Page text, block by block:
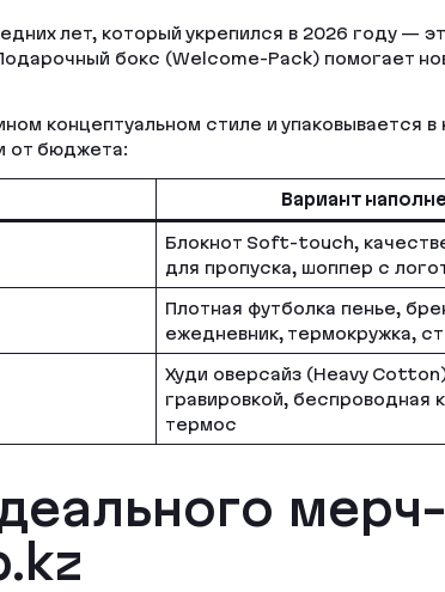
лет, который укрепился в 2026 году —
бокс (Welcome-Pack) помогает
концептуальном стиле и упаковывается
от бюджета:
Вариант
Блокнот Soft-touch,
для пропуска, шоппер с
Плотная футболка пенье,
ежедневник, термокружка,
Худи оверсайз (Heavy
гравировкой, беспроводная
термос